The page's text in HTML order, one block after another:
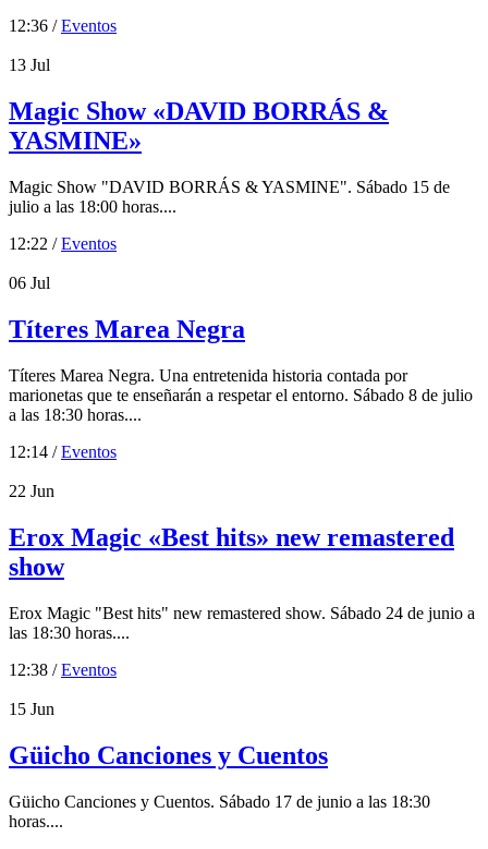
12:36 /Eventos
13 Jul
Magic Show «DAVID BORRÁS &
YASMINE»
Magic Show "DAVID BORRÁS & YASMINE". Sábado 15 de
julio a las 18:00 horas....
12:22 /Eventos
06 Jul
Títeres Marea Negra
Títeres Marea Negra. Una entretenida historia contada por
marionetas que te enseñarán a respetar el entorno. Sábado 8 de julio
a las 18:30 horas....
12:14 /Eventos
22 Jun
Erox Magic «Best hits» new remastered
show
Erox Magic "Best hits" new remastered show. Sábado 24 de junio a
las 18:30 horas....
12:38 /Eventos
15 Jun
Güicho Canciones y Cuentos
Güicho Canciones y Cuentos. Sábado 17 de junio a las 18:30
horas....